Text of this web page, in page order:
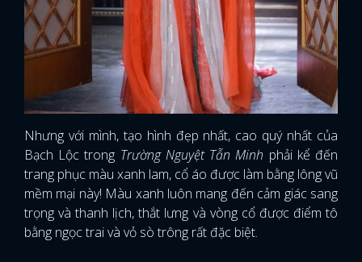
Nhưng với mình, tạo hình đẹp nhất, cao quý nhất của
Bạch Lộc trong Trường Nguyệt Tẫn Minh phải kể đến
trang phục màu xanh lam, cổ áo được làm bằng lông vũ
mềm mại này! Màu xanh luôn mang đến cảm giác sang
trọng và thanh lịch, thắt lưng và vòng cổ được điểm tô
bằng ngọc trai và vỏ sò trông rất đặc biệt.